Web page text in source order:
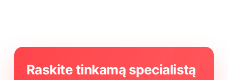
Raskite tinkamą specialistą